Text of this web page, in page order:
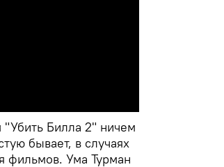
"Убить Билла 2" ничем
бывает, в случаях
фильмов. Ума Турман